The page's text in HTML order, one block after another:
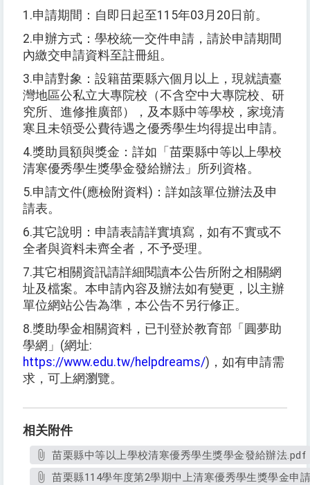
1.申請期間：自即日起至115年03 月 20 日前。
2.申辦方式：學校統一交件申請，請於申請期間
內繳交申請資料至註冊組。
3.申請對象：設籍苗栗縣六個月以上，現就讀臺
灣地區公私立大專院校（不含空中大專院校、研
究所、進修推廣部），及本縣中等學校，家境清
寒且未領受公費待遇之優秀學生均得提出申請。
4.獎助員額與獎金：詳如「苗栗縣中等以上學校
清寒優秀學生獎學金發給辦法」所列資格。
5.申請文件(應檢附資料) ：詳如該單位辦法及申
請表。
6.其它說明：申請表請詳實填寫，如有不實或不
全者與資料未齊全者，不予受理。
7.其它相關資訊請詳細閱讀本公告所附之相關網
址及檔案。本申請內容及辦法如有變更，以主辦
單位網站公告為準，本公告不另行修正。
8.獎助學金相關資料，已刊登於教育部「圓夢助
學網」 (網址:
https://www.edu.tw/helpdreams/) ，如有申請需
求，可上網瀏覽。
相关附件
苗栗縣中等以上學校清寒優秀學生獎學金發給辦法.pdf
苗栗縣114學年度第2學期中上清寒優秀學生獎學金申